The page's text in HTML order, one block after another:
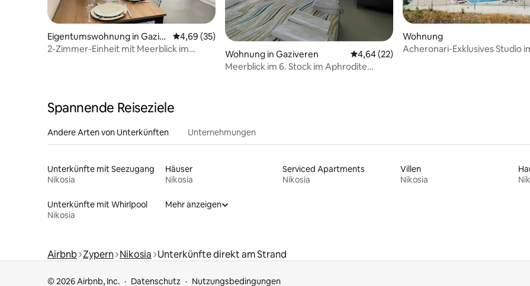
Eigentumswohnung in Gaziv
eren
Durchschnittliche Bewertung: 4,69 von 5, 35 Bewertungen
4,69 (35)
2-Zimmer-Einheit mit Meerblick im
Wohnung in Gaziveren Durchschnittliche Bewertung: 4,64 von 5,
4,64 (22)
Meerblick im 6. Stock im Aphrodite
Wohnung
Acheronari-Exklusives Studio
Spannende Reiseziele
Andere Arten von Unterkünften Unternehmungen
Unterkünfte mit Seezugang
Nikosia
Häuser
Nikosia
Serviced Apartments
Nikosia
Villen
Nikosia
Unterkünfte mit Whirlpool
Nikosia
Mehr anzeigen
Airbnb Zypern Nikosia Unterkünfte direkt am Strand
© 2026 Airbnb, Inc. Datenschutz Nutzungsbedingungen